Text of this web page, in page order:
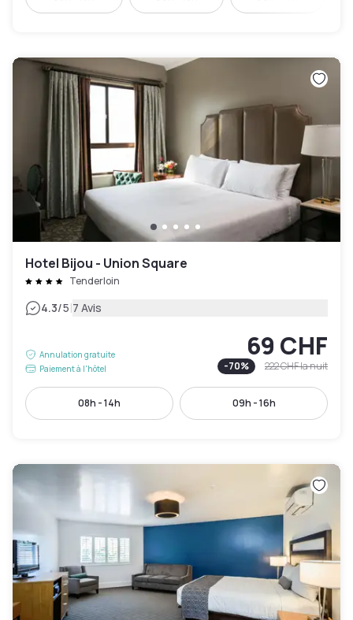
Hotel Bijou - Union Square
Tenderloin
4.3/5|7 Avis
Annulation gratuite
Paiement à l'hôtel
69 CHF
-70% 222 CHFla nuit
08h - 14h 09h - 16h